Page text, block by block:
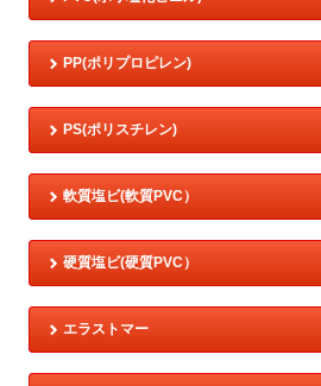
PP(ポリプロピレン)
PS(ポリスチレン)
軟質塩ビ(軟質PVC）
硬質塩ビ(硬質PVC）
エラストマー